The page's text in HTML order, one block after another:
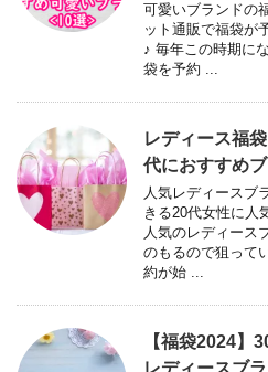
可愛いブランドの
ット通販で福袋が
♪ 毎年この時期に
袋を予約 ...
レディース福
代におすすめ
人気レディースブ
きる20代女性に人
人気のレディース
のもるので狙って
約が始 ...
【福袋2024】